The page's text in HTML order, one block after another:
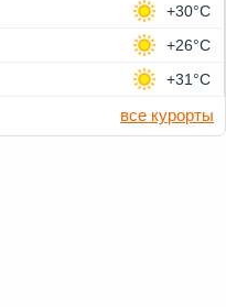
+30°C
+26°C
+31°C
все курорты